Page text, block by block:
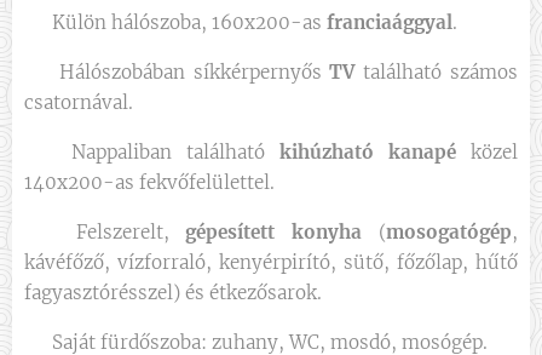
🛏 Külön hálószoba, 160x200-as franciaággyal.
🖥 Hálószobában síkkérpernyősTVtalálható számos
csatornával.
🛋 Nappaliban található kihúzható kanapé közel
140x200-as fekvőfelülettel.
🍽 Felszerelt, gépesített konyha (mosogatógép,
kávéfőző, vízforraló, kenyérpirító, sütő, főzőlap, hűtő
fagyasztórésszel) és étkezősarok.
🚿 Saját fürdőszoba: zuhany, WC, mosdó, mosógép.